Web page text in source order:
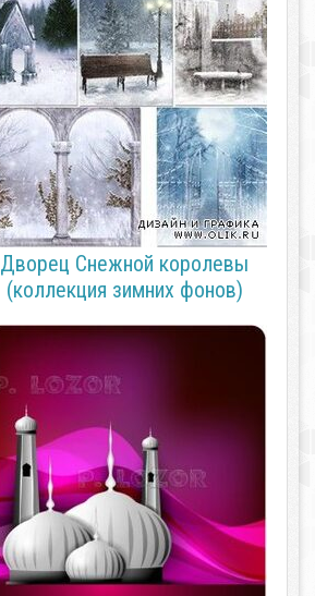
Дворец Снежной королевы
(коллекция зимних фонов)